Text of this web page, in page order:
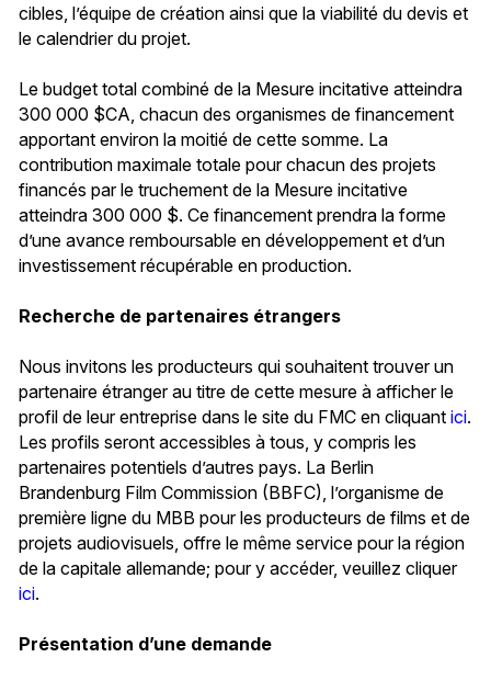
cibles, l’équipe de création ainsi que la viabilité du devis et
le calendrier du projet.
Le budget total combiné de la Mesure incitative atteindra
300 000 $CA, chacun des organismes de financement
apportant environ la moitié de cette somme. La
contribution maximale totale pour chacun des projets
financés par le truchement de la Mesure incitative
atteindra 300 000 $. Ce financement prendra la forme
d’une avance remboursable en développement et d’un
investissement récupérable en production.
Recherche de partenaires étrangers
Nous invitons les producteurs qui souhaitent trouver un
partenaire étranger au titre de cette mesure à afficher le
profil de leur entreprise dans le site du FMC en cliquant ici.
Les profils seront accessibles à tous, y compris les
partenaires potentiels d’autres pays. La Berlin
Brandenburg Film Commission (BBFC), l’organisme de
première ligne du MBB pour les producteurs de films et de
projets audiovisuels, offre le même service pour la région
de la capitale allemande; pour y accéder, veuillez cliquer
ici.
Présentation d’une demande